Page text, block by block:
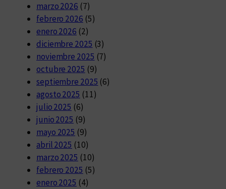
marzo 2026 (7)
febrero 2026 (5)
enero 2026 (2)
diciembre 2025 (3)
noviembre 2025 (7)
octubre 2025 (9)
septiembre 2025 (6)
agosto 2025 (11)
julio 2025 (6)
junio 2025 (9)
mayo 2025 (9)
abril 2025 (10)
marzo 2025 (10)
febrero 2025 (5)
enero 2025 (4)